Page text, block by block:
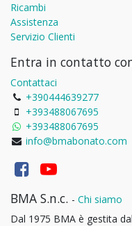
Ricambi
Assistenza
Servizio Clienti
Entra in contatto
Contattaci
+390444639277
+393488067695
+393488067695
info@bmabonato.com
BMA S.n.c. - Chi siamo
Dal 1975 BMA è gestita